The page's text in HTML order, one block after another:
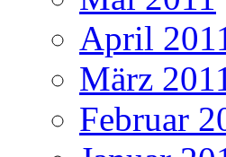
April 2011
März 2011
Februar